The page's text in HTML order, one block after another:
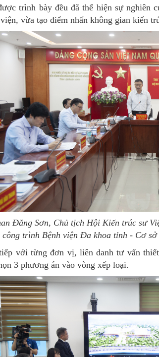
trình bày đều đã thể hiện sự
vừa tạo điểm nhấn không gian kiến
Đăng Sơn, Chủ tịch Hội Kiến trúc sư
công trình Bệnh viện Đa khoa tỉnh - Cơ
với từng đơn vị, liên danh tư vấn
3 phương án vào vòng xếp loại.